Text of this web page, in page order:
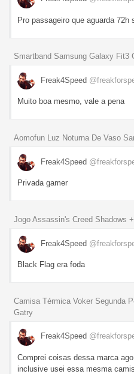
Pro passageiro que aguarda 72h
Smartband Samsung Galaxy Fit3
Freak4Speed
Muito boa mesmo, vale a pena
Aomofun Luz Noturna De Vaso
Freak4Speed
Privada gamer
Jogo Assassin's Creed Shadows
Freak4Speed
Black Flag era foda
Camisa Térmica Voker Segunda
Gatry
Freak4Speed
Comprei coisas dessa marca
inclusive usei essa mesma